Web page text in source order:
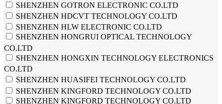
SHENZHEN GOTRON ELECTRONIC CO.LTD
SHENZHEN HDCVT TECHNOLOGY CO.LTD
SHENZHEN HLW ELECTRONIC CO.LTD
SHENZHEN HONGRUI OPTICAL TECHNOLOGY
CO.LTD
SHENZHEN HONGXIN TECHNOLOGY ELECTRONICS
CO.LTD
SHENZHEN HUASIFEI TECHNOLOGY CO.LTD
SHENZHEN KINGFORD TECHNOLOGY CO.LTD
SHENZHEN KINGFORD TECHNOLOGY CO.LTD